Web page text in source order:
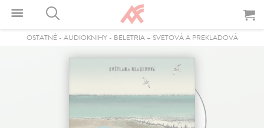
OSTATNÉ- AUDIOKNIHY- BELETRIA – SVETOVÁ A PREKLADOVÁ